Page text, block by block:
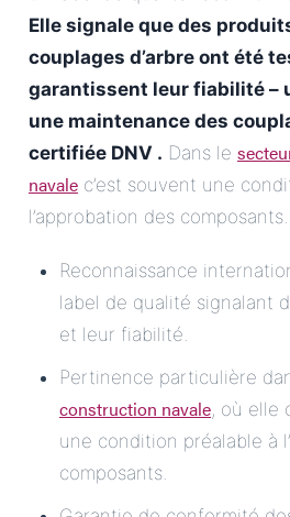
Elle signale que des
couplages d’arbre ont été
garantissent leur fiabilité –
une maintenance des
certifiée DNV . Dans le
navale c’est souvent une
l’approbation des composants.
Reconnaissance
label de qualité signalant
et leur fiabilité.
Pertinence particulière
construction navale, où elle
une condition préalable à
composants.